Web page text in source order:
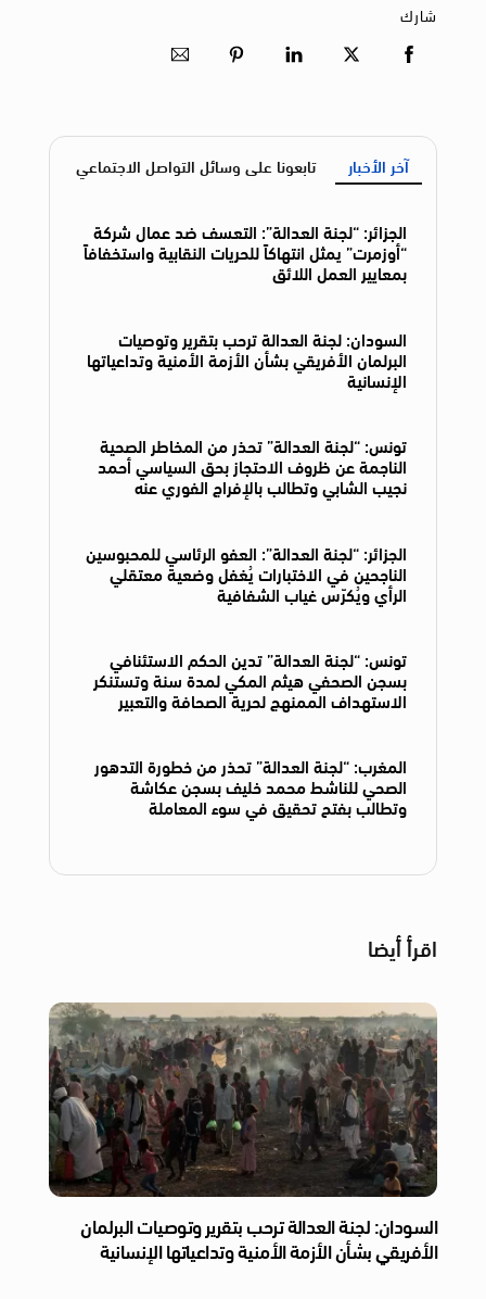
شارك
آخر الأخبار تابعونا على وسائل التواصل الاجتماعي
الجزائر: “لجنة العدالة”: التعسف ضد عمال شركة
“أوزمرت” يمثل انتهاكاً للحريات النقابية واستخفافاً
بمعايير العمل اللائق
السودان: لجنة العدالة ترحب بتقرير وتوصيات
البرلمان الأفريقي بشأن الأزمة الأمنية وتداعياتها
الإنسانية
تونس: “لجنة العدالة” تحذر من المخاطر الصحية
الناجمة عن ظروف الاحتجاز بحق السياسي أحمد
نجيب الشابي وتطالب بالإفراج الفوري عنه
الجزائر: “لجنة العدالة”: العفو الرئاسي للمحبوسين
الناجحين في الاختبارات يُغفل وضعية معتقلي
الرأي ويُكرّس غياب الشفافية
تونس: “لجنة العدالة” تدين الحكم الاستئنافي
بسجن الصحفي هيثم المكي لمدة سنة وتستنكر
الاستهداف الممنهج لحرية الصحافة والتعبير
المغرب: “لجنة العدالة” تحذر من خطورة التدهور
الصحي للناشط محمد خليف بسجن عكاشة
وتطالب بفتح تحقيق في سوء المعاملة
اقرأ أيضا
السودان: لجنة العدالة ترحب بتقرير وتوصيات البرلمان
الأفريقي بشأن الأزمة الأمنية وتداعياتها الإنسانية